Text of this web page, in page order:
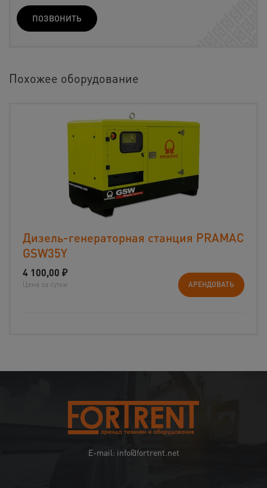
ПОЗВОНИТЬ
Похожее оборудование
Дизель-генераторная станция PRAMAC
GSW35Y
4 100,00 ₽
Цена за сутки АРЕНДОВАТЬ
E-mail: info@fortrent.net